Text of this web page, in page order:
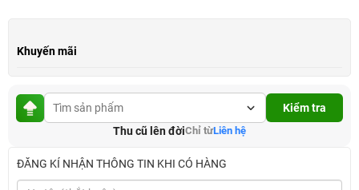
Khuyến mãi
Kiểm tra
Thu cũ lên đờiChỉ từLiên hệ
ĐĂNG KÍ NHẬN THÔNG TIN KHI CÓ HÀNG